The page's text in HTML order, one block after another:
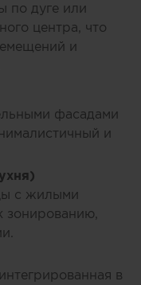
по дуге или
центра, что
и
фасадами
и
с жилыми
зонированию,
в